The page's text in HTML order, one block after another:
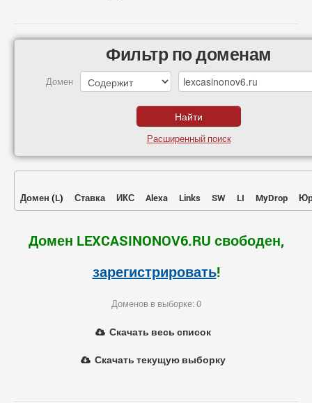
Фильтр по доменам
Домен
Расширенный поиск
Домен (L) Ставка ИКС Alexa Links SW LI MyDrop
Домен LEXCASINONOV6.RU свободен,
зарегистрировать!
Доменов в выборке: 0
Скачать весь список
Скачать текущую выборку